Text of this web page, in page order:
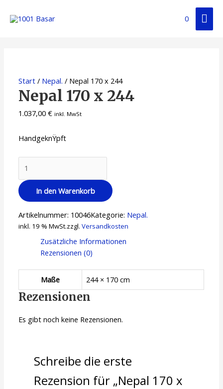
0
Start / Nepal. / Nepal 170 x 244
Nepal 170 x 244
1.037,00€ inkl. MwSt
HandgeknŸpft
In den Warenkorb
Artikelnummer: 10046Kategorie: Nepal.
inkl. 19 % MwSt.zzgl.Versandkosten
Zusätzliche Informationen
Rezensionen (0)
Maße 244 × 170 cm
Rezensionen
Es gibt noch keine Rezensionen.
Schreibe die erste
Rezension für „Nepal 170 x